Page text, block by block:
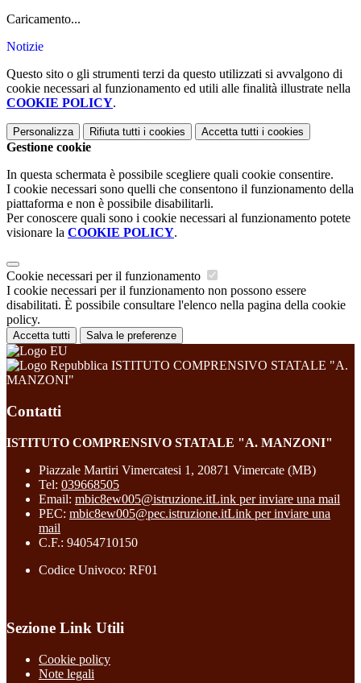
Caricamento...
Notizie
Questo sito o gli strumenti terzi da questo utilizzati si avvalgono di
cookie necessari al funzionamento ed utili alle finalità illustrate nella
COOKIE POLICY.
Personalizza Rifiuta tutti i cookies Accetta tutti i cookies
Gestione cookie
In questa schermata è possibile scegliere quali cookie consentire.
I cookie necessari sono quelli che consentono il funzionamento della
piattaforma e non è possibile disabilitarli.
Per conoscere quali sono i cookie necessari al funzionamento potete
visionare la COOKIE POLICY.
Cookie necessari per il funzionamento
I cookie necessari per il funzionamento non possono essere
disabilitati. È possibile consultare l'elenco nella pagina della cookie
policy.
Accetta tutti Salva le preferenze
ISTITUTO COMPRENSIVO STATALE "A.
MANZONI"
Contatti
ISTITUTO COMPRENSIVO STATALE "A. MANZONI"
Piazzale Martiri Vimercatesi 1, 20871 Vimercate (MB)
Tel: 039668505
Email: mbic8ew005@istruzione.itLink per inviare una mail
PEC: mbic8ew005@pec.istruzione.itLink per inviare una
mail
C.F.: 94054710150
Codice Univoco: RF01
Sezione Link Utili
Cookie policy
Note legali